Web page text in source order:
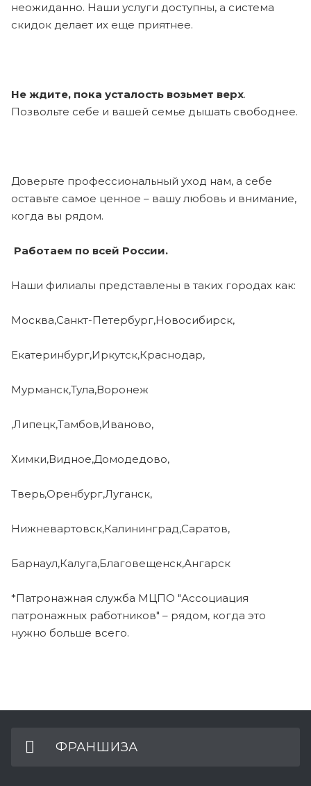
неожиданно. Наши услуги доступны, а система
скидок делает их еще приятнее.
Не ждите, пока усталость возьмет верх.
Позвольте себе и вашей семье дышать свободнее.
Доверьте профессиональный уход нам, а себе
оставьте самое ценное – вашу любовь и внимание,
когда вы рядом.
Работаем по всей России.
Наши филиалы представлены в таких городах как:
Москва,Санкт-Петербург,Новосибирск,
Екатеринбург,Иркутск,Краснодар,
Мурманск,Тула,Воронеж
,Липецк,Тамбов,Иваново,
Химки,Видное,Домодедово,
Тверь,Оренбург,Луганск,
Нижневартовск,Калининград,Саратов,
Барнаул,Калуга,Благовещенск,Ангарск
*Патронажная служба МЦПО "Ассоциация
патронажных работников" – рядом, когда это
нужно больше всего.
ФРАНШИЗА